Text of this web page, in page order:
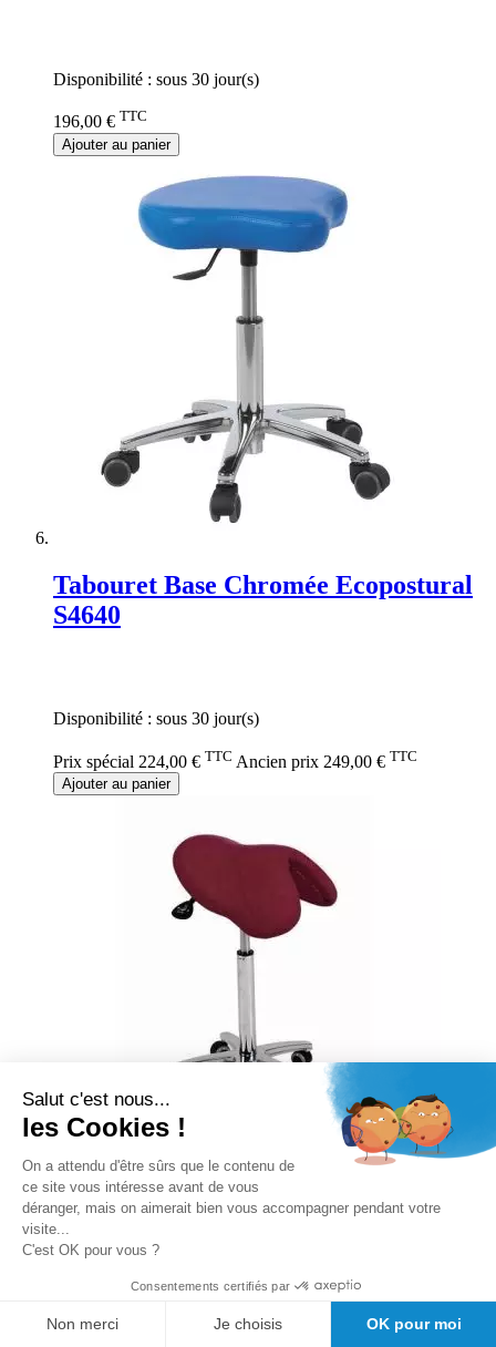
Disponibilité : sous 30 jour(s)
196,00 € TTC
Ajouter au panier
Tabouret Base Chromée Ecopostural
S4640
Disponibilité : sous 30 jour(s)
Prix spécial 224,00 € TTC Ancien prix 249,00 € TTC
Ajouter au panier
Tabouret PONY Base Chromée
Ecopostural S3660
93.4%
Salut c'est nous...
les Cookies !
On a attendu d'être sûrs que le contenu de
ce site vous intéresse avant de vous
déranger, mais on aimerait bien vous accompagner pendant votre
visite...
C'est OK pour vous ?
Consentements certifiés par
Non merci Je choisis OK pour moi